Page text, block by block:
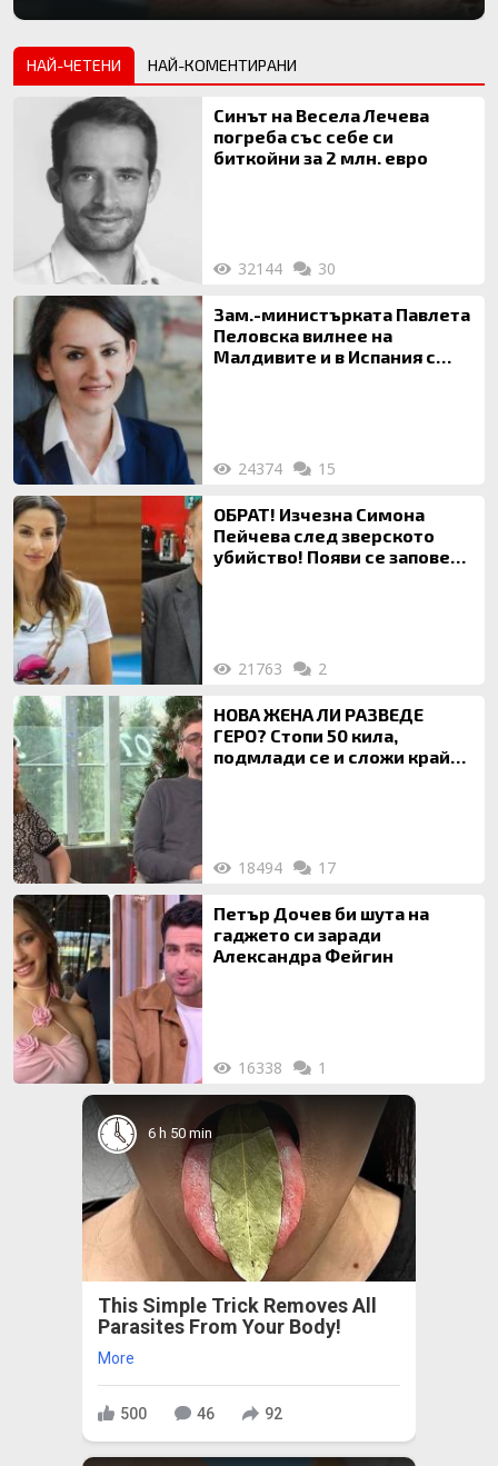
НАЙ-ЧЕТЕНИ НАЙ-КОМЕНТИРАНИ
Синът на Весела Лечева
погреба със себе си
биткойни за 2 млн. евро
32144 30
Зам.-министърката Павлета
Пеловска вилнее на
Малдивите и в Испания с
24374 15
ОБРАТ! Изчезна Симона
Пейчева след зверското
убийство! Появи се заповед
21763 2
НОВА ЖЕНА ЛИ РАЗВЕДЕ
ГЕРО? Стопи 50 кила,
подмлади се и сложи край
18494 17
Петър Дочев би шута на
гаджето си заради
Александра Фейгин
16338 1
6 h 50 min
This Simple Trick Removes All
Parasites From Your Body!
More
500 46 92